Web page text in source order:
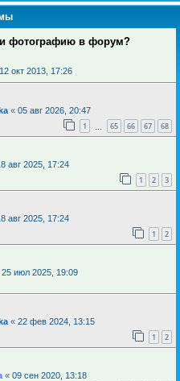
фотографию в форум?
12 окт 2013, 17:26
« 05 авг 2026, 20:47
1 65 66 67 68
авг 2025, 17:24
1 2 3
авг 2025, 17:24
1 2
25 июл 2025, 19:09
« 22 фев 2024, 13:15
1 2
« 09 сен 2020, 13:18